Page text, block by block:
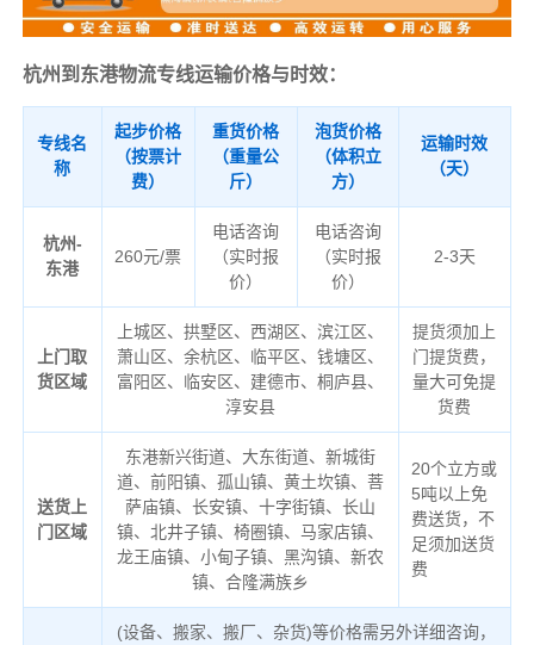
杭州到东港物流专线运输价格与时效：
专线名
称
起步价格
（按票计
费）
重货价格
（重量公
斤）
泡货价格
（体积立
方）
运输时效
（天）
杭州-
东港
260元/票
电话咨询
（实时报
价）
电话咨询
（实时报
价）
2-3天
上门取
货区域
上城区、拱墅区、西湖区、滨江区、
萧山区、余杭区、临平区、钱塘区、
富阳区、临安区、建德市、桐庐县、
淳安县
提货须加上
门提货费，
量大可免提
货费
送货上
门区域
东港新兴街道、大东街道、新城街
道、前阳镇、孤山镇、黄土坎镇、菩
萨庙镇、长安镇、十字街镇、长山
镇、北井子镇、椅圈镇、马家店镇、
龙王庙镇、小甸子镇、黑沟镇、新农
镇、合隆满族乡
20个立方或
5吨以上免
费送货，不
足须加送货
费
(设备、搬家、搬厂、杂货)等价格需另外详细咨询，